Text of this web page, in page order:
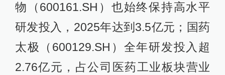
物（600161.SH）也始终保持高水平
研发投入，2025年达到3.5亿元；国药
太极（600129.SH）全年研发投入超
2.76亿元，占公司医药工业板块营业